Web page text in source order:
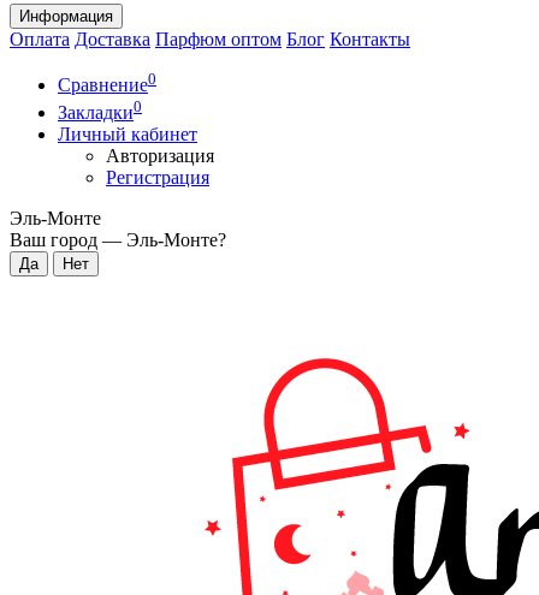
Информация
Оплата Доставка Парфюм оптом Блог Контакты
Сравнение0
Закладки0
Личный кабинет
Авторизация
Регистрация
Эль-Монте
Ваш город — Эль-Монте?